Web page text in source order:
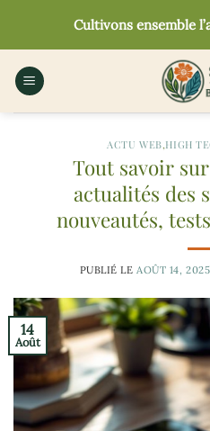
contenu
Cultivons ensemble
ACTU WEB,HIGH
Tout savoir
actualités des
nouveautés,
PUBLIÉ LE AOÛT 14, 2025
14
Août